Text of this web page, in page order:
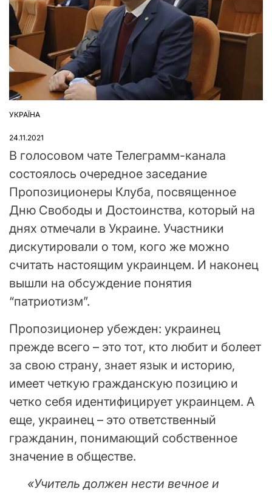
ОПУБЛІКУВАТИ
УКРАЇНА
24.11.2021
В голосовом чате Телеграмм-канала
состоялось очередное заседание
Пропозиционеры Клуба, посвященное
Дню Свободы и Достоинства, который на
днях отмечали в Украине. Участники
дискутировали о том, кого же можно
считать настоящим украинцем. И наконец
вышли на обсуждение понятия
“патриотизм”.
Пропозиционер убежден: украинец
прежде всего – это тот, кто любит и болеет
за свою страну, знает язык и историю,
имеет четкую гражданскую позицию и
четко себя идентифицирует украинцем. А
еще, украинец – это ответственный
гражданин, понимающий собственное
значение в обществе.
«Учитель должен нести вечное и